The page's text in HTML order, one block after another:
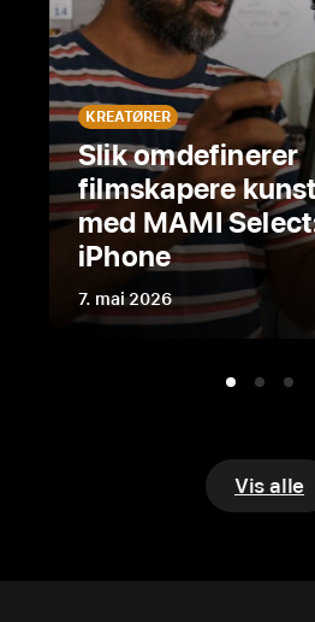
inn
og
filtrere
regnvann
til
å
gi
over
38 000
elever
vannkilde
KREATØRER
Slik omdefinerer
filmskapere
med MAMI
iPhone
7. mai 2026
Vis alle